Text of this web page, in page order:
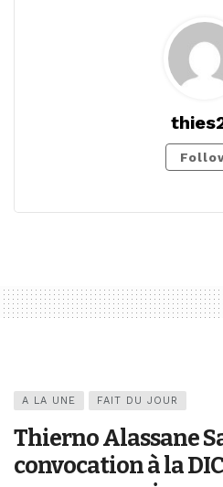
A LA UNE FAIT DU JOUR
Thierno Alassane
convocation à la